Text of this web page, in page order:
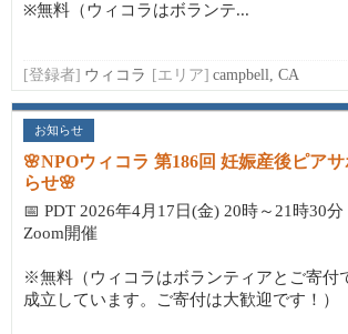
※無料（ウィコラはボランテ...
[登録者] ウィコラ [エリア] campbell, CA
お知らせ
🌸NPOウィコラ 第186回 妊娠産後ピア
らせ🌸
📅 PDT 2026年4月17日(金) 20時～21時30分
Zoom開催
※無料（ウィコラはボランティアとご寄付
成立しています。ご寄付は大歓迎です！）